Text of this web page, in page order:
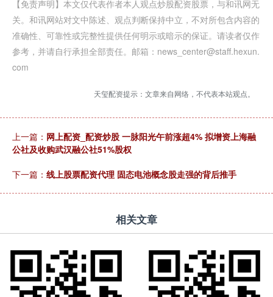
【免责声明】本文仅代表作者本人观点炒股配资股票，与和讯网无
关。和讯网站对文中陈述、观点判断保持中立，不对所包含内容的
准确性、可靠性或完整性提供任何明示或暗示的保证。请读者仅作
参考，并请自行承担全部责任。邮箱：news_center@staff.hexun.
com
天玺配资提示：文章来自网络，不代表本站观点。
上一篇： 网上配资_配资炒股 一脉阳光午前涨超4% 拟增资上海融
公社及收购武汉融公社51%股权
下一篇： 线上股票配资代理 固态电池概念股走强的背后推手
相关文章